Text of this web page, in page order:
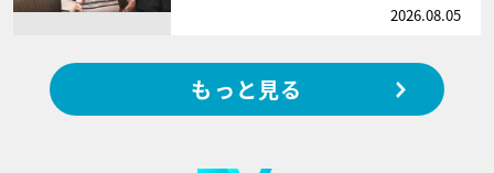
2026.08.05
もっと見る